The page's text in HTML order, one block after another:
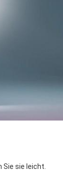
sie leicht.